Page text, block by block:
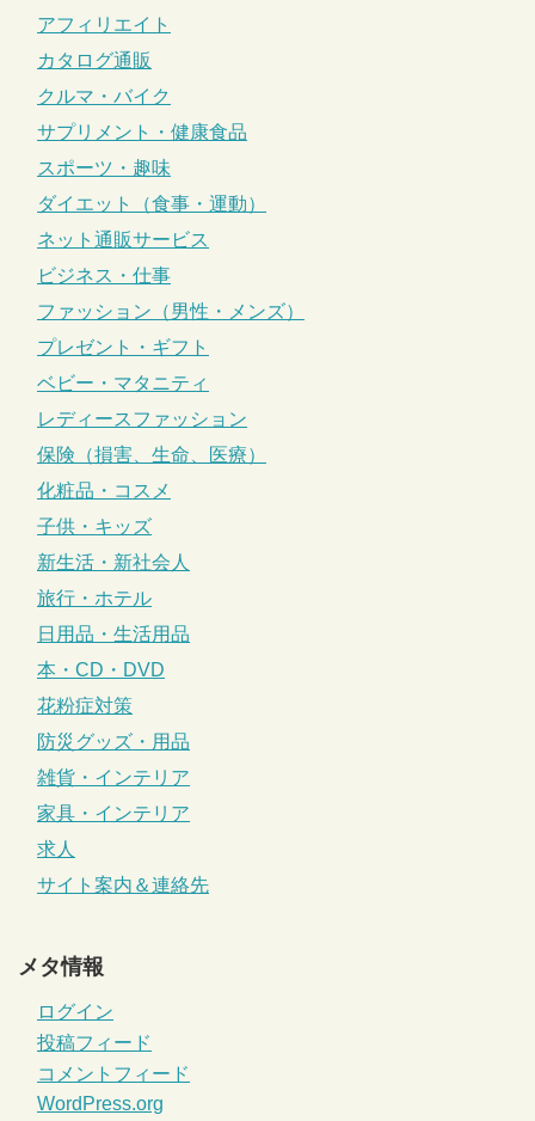
アフィリエイト
カタログ通販
クルマ・バイク
サプリメント・健康食品
スポーツ・趣味
ダイエット（食事・運動）
ネット通販サービス
ビジネス・仕事
ファッション（男性・メンズ）
プレゼント・ギフト
ベビー・マタニティ
レディースファッション
保険（損害、生命、医療）
化粧品・コスメ
子供・キッズ
新生活・新社会人
旅行・ホテル
日用品・生活用品
本・CD・DVD
花粉症対策
防災グッズ・用品
雑貨・インテリア
家具・インテリア
求人
サイト案内＆連絡先
メタ情報
ログイン
投稿フィード
コメントフィード
WordPress.org